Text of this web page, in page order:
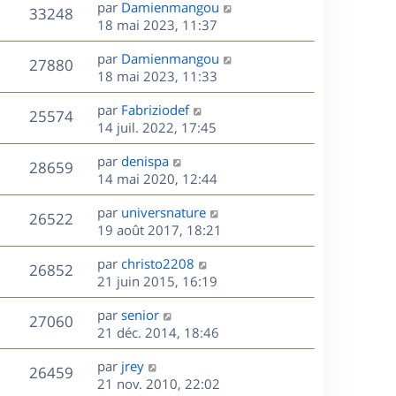
e
s
n
i
e
r
m
e
s
s
a
g
e
33248V
u
D
e
r
n
i
e
r
m
e
s
s
a
g
e
par Damienmangou
18 mai 2023, 11:37
27880V
u
s
D
e
r
n
i
e
r
m
e
s
s
a
g
e
par Damienmangou
18 mai 2023, 11:33
25574V
u
s
D
e
r
n
i
e
r
m
e
s
s
a
g
e
par Fabriziodef
14 juil. 2022, 17:45
28659V
u
e
s
D
e
r
n
i
e
r
m
e
s
s
a
g
e
par denispa
14 mai 2020, 12:44
26522V
u
e
s
D
e
r
n
i
e
r
m
e
s
s
par universnature
19 août 2017, 18:21
26852V
u
s
D
e
r
n
i
e
r
m
par christo2208
21 juin 2015, 16:19
27060V
u
D
e
r
n
i
par senior
21 déc. 2014, 18:46
26459V
D
e
par jrey
21 nov. 2010, 22:02